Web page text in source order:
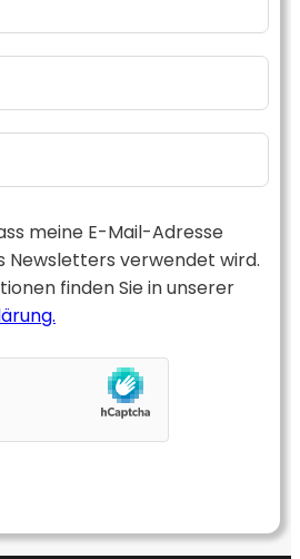
meine E-Mail-Adresse
Newsletters verwendet wird.
finden Sie in unserer